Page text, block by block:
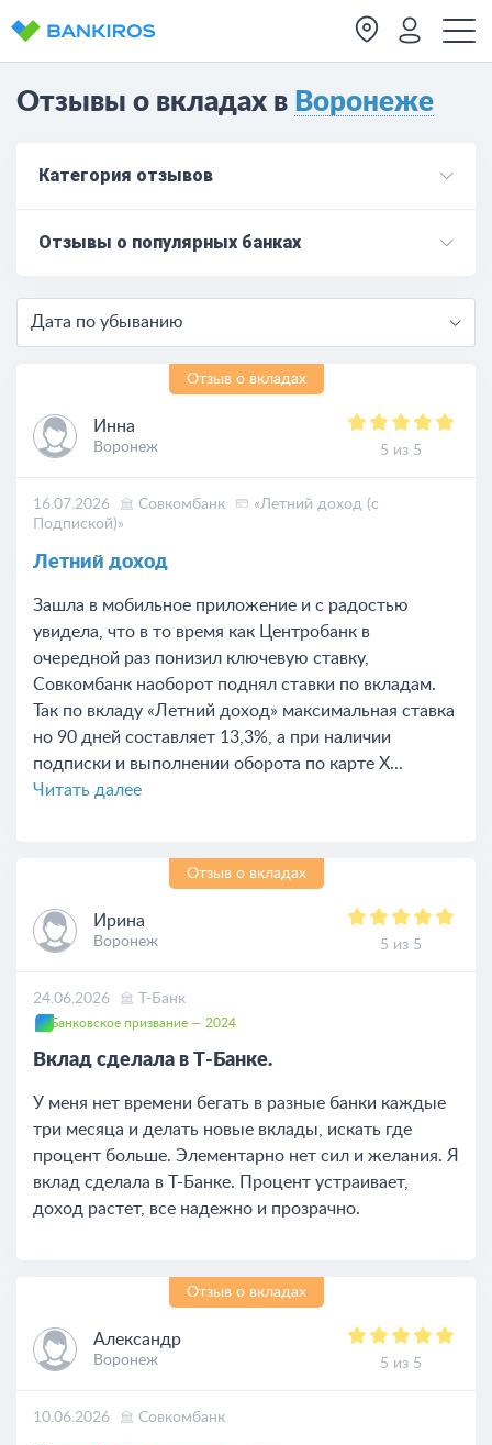
Отзывы о вкладах в Воронеже
Категория отзывов
Отзывы о популярных банках
Дата по убыванию
Отзыв о вкладах
Инна
Воронеж 5 из 5
16.07.2026 Совкомбанк
«Летний доход (с
Подпиской)»
Летний доход
Зашла в мобильное приложение и с радостью
увидела, что в то время как Центробанк в
очередной раз понизил ключевую ставку,
Совкомбанк наоборот поднял ставки по вкладам.
Так по вкладу «Летний доход» максимальная ставка
но 90 дней составляет 13,3%, а при наличии
подписки и выполнении оборота по карте Х...
Читать далее
Отзыв о вкладах
Ирина
Воронеж 5 из 5
24.06.2026 Т-Банк
Банковское призвание — 2024
Вклад сделала в Т-Банке.
У меня нет времени бегать в разные банки каждые
три месяца и делать новые вклады, искать где
процент больше. Элементарно нет сил и желания. Я
вклад сделала в Т-Банке. Процент устраивает,
доход растет, все надежно и прозрачно.
Отзыв о вкладах
Александр
Воронеж 5 из 5
10.06.2026 Совкомбанк